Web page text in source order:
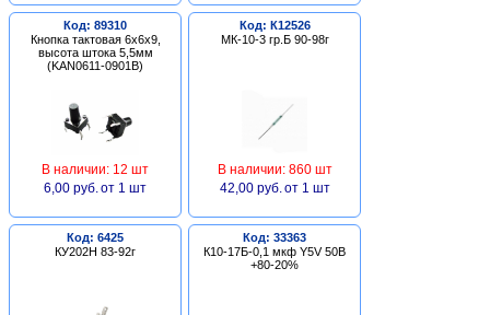
Код: 89310
Кнопка тактовая 6х6х9,
высота штока 5,5мм
(KAN0611-0901B)
В наличии: 12 шт
6,00 руб. от 1 шт
Код: К12526
МК-10-3 гр.Б 90-98г
В наличии: 860 шт
42,00 руб. от 1 шт
Код: 6425
КУ202Н 83-92г
Код: 33363
К10-17Б-0,1 мкф Y5V 50В
+80-20%